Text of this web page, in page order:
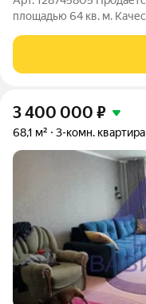
площадью 64 кв. м.
материалов, что
наслаждаться
3 400 000 ₽
68,1 м² 3-комн. квартира